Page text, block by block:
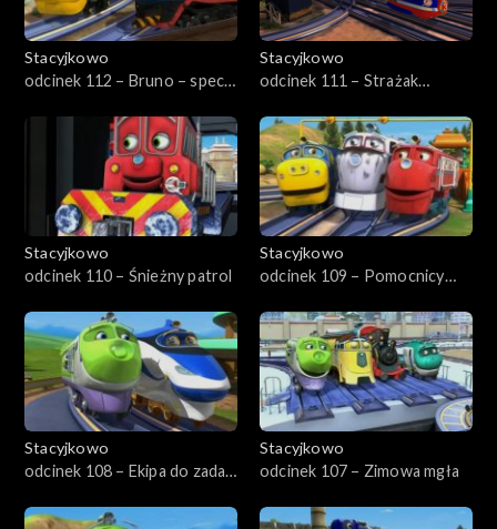
Stacyjkowo
odcinek 112 – Bruno – spec
Stacyjkowo
odcinek 111 – Strażak
Stacyjkowo
odcinek 110 – Śnieżny patrol
Stacyjkowo
odcinek 109 – Pomocnicy
Stacyjkowo
odcinek 108 – Ekipa do zadań
Stacyjkowo
odcinek 107 – Zimowa mgła